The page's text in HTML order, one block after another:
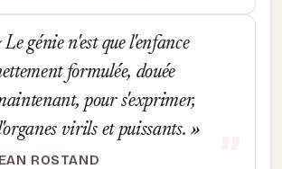
Le génie n'est que l'enfance
formulée, douée
pour s'exprimer,
virils et puissants.
ROSTAND